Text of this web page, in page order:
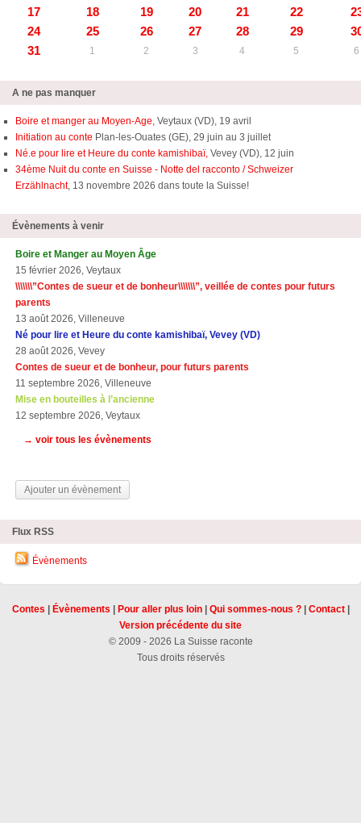
17
18 19 20 21 22
24
25 26 27 28 29
31
1 2 3 4 5 6
A ne pas manquer
Boire et manger au Moyen-Age, Veytaux (VD), 19 avril
Initiation au conte Plan-les-Ouates (GE), 29 juin au 3 juillet
Né.e pour lire et Heure du conte kamishibaï, Vevey (VD), 12 juin
34ème Nuit du conte en Suisse - Notte del racconto / Schweizer
Erzählnacht, 13 novembre 2026 dans toute la Suisse!
Évènements à venir
Boire et Manger au Moyen Âge
15 février 2026, Veytaux
\\\\\\\”Contes de sueur et de bonheur\\\\\\\”, veillée de contes pour futurs
parents
13 août 2026, Villeneuve
Né pour lire et Heure du conte kamishibaï, Vevey (VD)
28 août 2026, Vevey
Contes de sueur et de bonheur, pour futurs parents
11 septembre 2026, Villeneuve
Mise en bouteilles à l’ancienne
12 septembre 2026, Veytaux
→ voir tous les évènements
Ajouter un évènement
Flux RSS
Évènements
Contes Évènements Pour aller plus loin| Qui sommes-nous ?| Contact|
Version précédente du site
© 2009 - 2026 La Suisse raconte
Tous droits réservés